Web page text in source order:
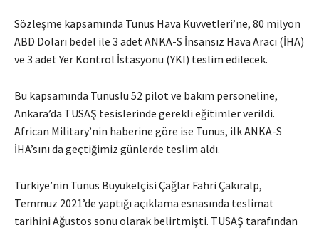
Sözleşme kapsamında Tunus Hava Kuvvetleri’ne, 80 milyon
ABD Doları bedel ile 3 adet ANKA-S İnsansız Hava Aracı (İHA)
ve 3 adet Yer Kontrol İstasyonu (YKI) teslim edilecek.
Bu kapsamında Tunuslu 52 pilot ve bakım personeline,
Ankara’da TUSAŞ tesislerinde gerekli eğitimler verildi.
African Military’nin haberine göre ise Tunus, ilk ANKA-S
İHA’sını da geçtiğimiz günlerde teslim aldı.
Türkiye’nin Tunus Büyükelçisi Çağlar Fahri Çakıralp,
Temmuz 2021’de yaptığı açıklama esnasında teslimat
tarihini Ağustos sonu olarak belirtmişti. TUSAŞ tarafından